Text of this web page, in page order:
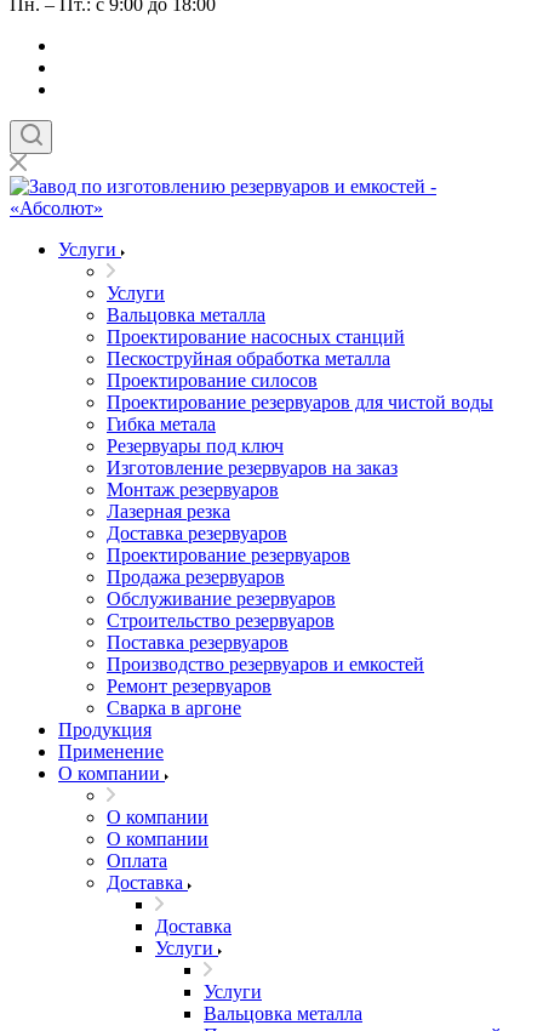
Пн. – Пт.: с 9:00 до 18:00
Услуги
Услуги
Вальцовка металла
Проектирование насосных станций
Пескоструйная обработка металла
Проектирование силосов
Проектирование резервуаров для чистой воды
Гибка метала
Резервуары под ключ
Изготовление резервуаров на заказ
Монтаж резервуаров
Лазерная резка
Доставка резервуаров
Проектирование резервуаров
Продажа резервуаров
Обслуживание резервуаров
Cтроительство резервуаров
Поставка резервуаров
Производство резервуаров и емкостей
Ремонт резервуаров
Сварка в аргоне
Продукция
Применение
О компании
О компании
О компании
Оплата
Доставка
Доставка
Услуги
Услуги
Вальцовка металла